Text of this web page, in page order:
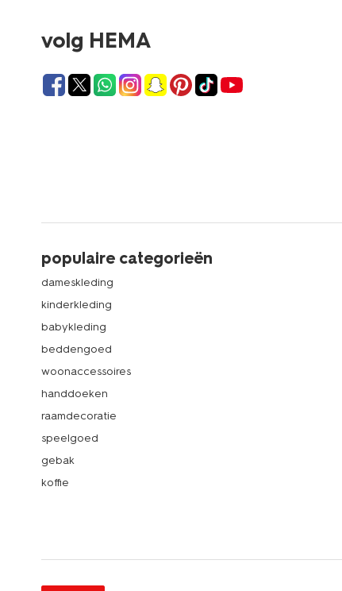
volg HEMA
populaire categorieën
dameskleding
kinderkleding
babykleding
beddengoed
woonaccessoires
handdoeken
raamdecoratie
speelgoed
gebak
koffie